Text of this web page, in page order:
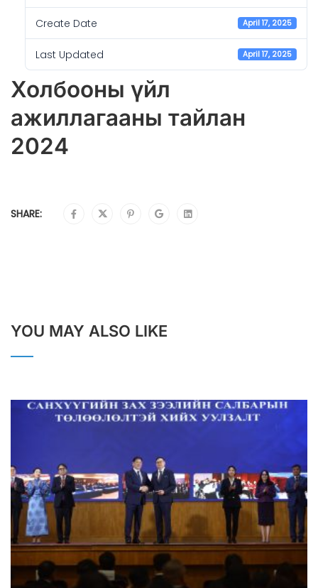
Create Date April 17, 2025
Last Updated April 17, 2025
Холбооны үйл
ажиллагааны тайлан
2024
SHARE:
YOU MAY ALSO LIKE